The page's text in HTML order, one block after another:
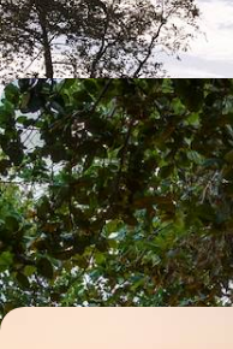
13 jours, de 6800 à 9400 €
Du désert au delta - À
contre-courant
Belles lumières d’orage,
l'expérience mémorable de la
10 jours, de 6900 à 9500 €